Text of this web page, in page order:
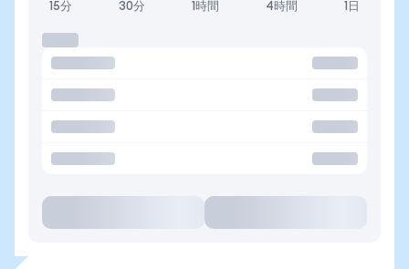
15分 30分 1時間 4時間 1日